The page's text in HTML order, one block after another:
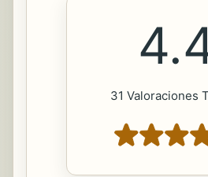
31 Valoraciones